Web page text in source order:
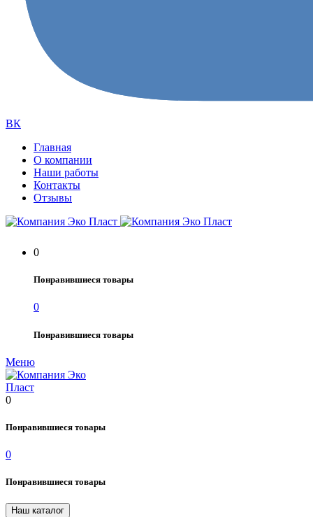
ВК
Главная
О компании
Наши работы
Контакты
Отзывы
0
Понравившиеся товары
0
Понравившиеся товары
Меню
0
Понравившиеся товары
0
Понравившиеся товары
Наш каталог